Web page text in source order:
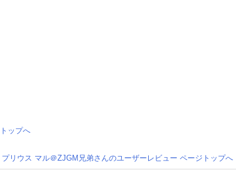
ップへ
プリウス マル＠ZJGM兄弟さんのユーザーレビュー ページトップへ